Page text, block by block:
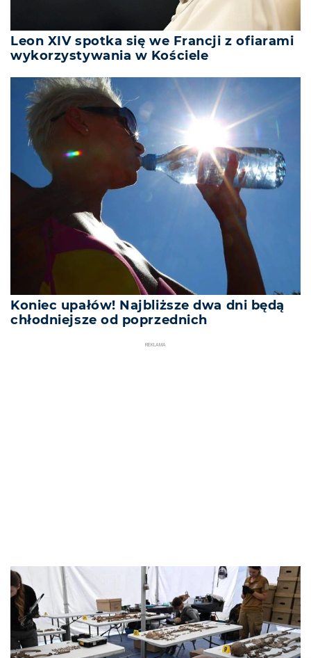
Leon XIV spotka się we Francji z ofiarami
wykorzystywania w Kościele
Koniec upałów! Najbliższe dwa dni będą
chłodniejsze od poprzednich
REKLAMA